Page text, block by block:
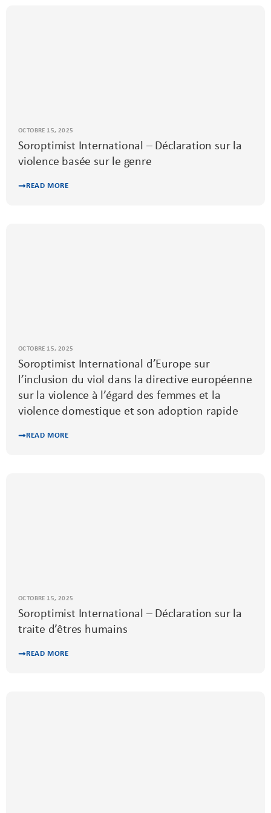
OCTOBRE 15, 2025
Soroptimist International – Déclaration sur la
violence basée sur le genre
READ MORE
OCTOBRE 15, 2025
Soroptimist International d’Europe sur
l’inclusion du viol dans la directive européenne
sur la violence à l’égard des femmes et la
violence domestique et son adoption rapide
READ MORE
OCTOBRE 15, 2025
Soroptimist International – Déclaration sur la
traite d’êtres humains
READ MORE